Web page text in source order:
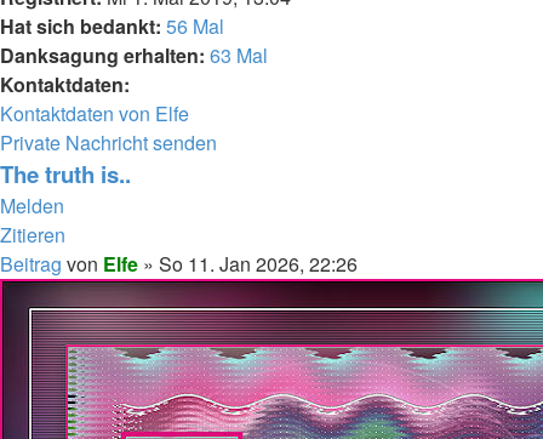
Hat sich bedankt: 56 Mal
Danksagung erhalten: 63 Mal
Kontaktdaten:
Kontaktdaten von Elfe
Private Nachricht senden
The truth is..
Melden
Zitieren
Beitrag von Elfe » So 11. Jan 2026, 22:26